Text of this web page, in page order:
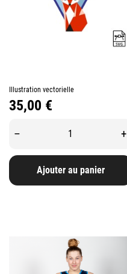
Illustration vectorielle
Prix
35,00 €
– +
Ajouter au panier